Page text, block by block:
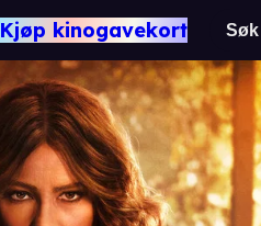
Kjøp kinogavekort